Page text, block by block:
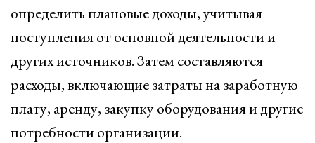
определить плановые доходы, учитывая
поступления от основной деятельности и
других источников. Затем составляются
расходы, включающие затраты на заработную
плату, аренду, закупку оборудования и другие
потребности организации.